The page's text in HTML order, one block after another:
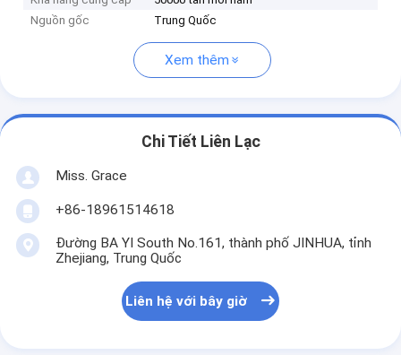
Nguồn gốc
Trung Quốc
Xem thêm
Chi Tiết Liên Lạc
Miss. Grace
+86-18961514618
Đường BA YI South No.161, thành phố JINHUA, tỉnh
Zhejiang, Trung Quốc
Liên hệ với bây giờ